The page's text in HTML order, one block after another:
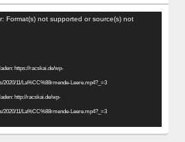
Format(s) not supported or source(s) not
https://racskai.de/wp-
2020/11/La%CC%88rmende-Leere.mp4?_=3
http://racskai.de/wp-
2020/11/La%CC%88rmende-Leere.mp4?_=3